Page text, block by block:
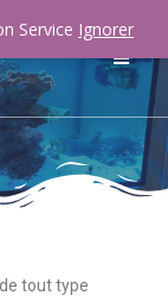
tout type
Service Ignorer